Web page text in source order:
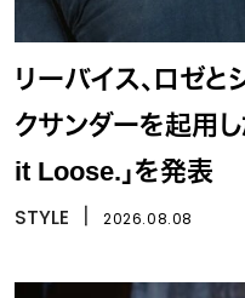
リーバイス、ロゼと
クサンダーを起用
it Loose.」を発表
STYLE 2026.08.08